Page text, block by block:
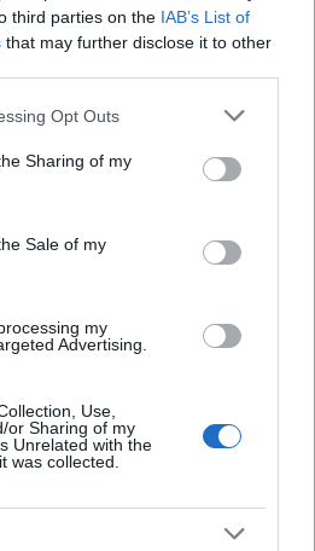
third parties on the IAB’s List of
that may further disclose it to other
app uses one or more Google
behaviour. You may click to
and its third-party tags to
purposes in below Google
Opt Outs
Sharing of my
Sale of my
my
Advertising.
Use,
or Sharing of my
Unrelated with the
was collected.
v
Jutri v Slovenj Gradcu
brezplačna opera pod
zvezdami: na Trgu svobode bo
kronika
Na Prevaljah se je huje
poškodoval voznik e-skiroja